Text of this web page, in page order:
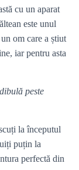
cu un aparat
este unul
om care a știut
iar pentru asta
peste
la începutul
puțin la
perfectă din